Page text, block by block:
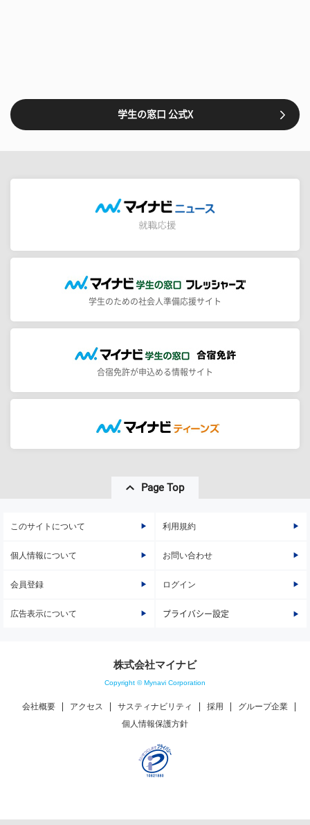
学生の窓口 公式X
学生のための社会人準備応援サイト
合宿免許が申込める情報サイト
Page Top
このサイトについて 利用規約
個人情報について お問い合わせ
会員登録 ログイン
広告表示について プライバシー設定
株式会社マイナビ
Copyright © Mynavi Corporation
会社概要 アクセス サスティナビリティ 採用
グループ企業
個人情報保護方針